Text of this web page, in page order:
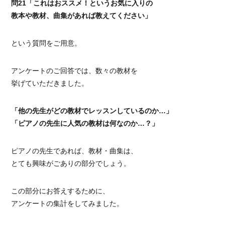
問21「これはおススメ！というお気に入りの
教本や教材、曲集があれば教えてください」
という質問をご用意。
アンケートのご回答では、数々の教材を
挙げていただきました。
「他の先生がどの教材でレッスンしているのか…」
「ピアノの先生に人気の教材は何なのか…？」
ピアノの先生であれば、教材・曲集は、
とても興味がごありの部分でしょう。
この部分にお答えするために、
アンケートの集計をしてみました。